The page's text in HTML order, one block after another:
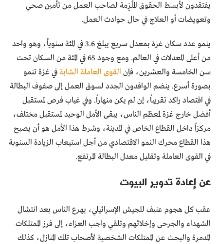
يفتقدون لأبسط الحقوق المُلزِمة لصاحب العمل من تأمين صحي
وتعويضات أو العلاج في حال حوادث العمل.
ينمو عدد سكان غزة بمعدل سريع يبلغ 3.6 في المئة سنوياً، وهو واحد
من أعلى المعدلات في العالم. ومع وجود 65 في المئة من السكان تحت
سن الخامسة والعشرين، فإن القوى العاملة الشابةفي غزة تنمو
بصورة أسرع. ينضم الوافدون الجدد لسوق العمل إلى صفوف البطالة
في اقتصاد راكد تقريباً، إن لم يكن منهاراً. وفي غياب فرص لمستقبل
أفضل خارج غزة لمعظم الناس، يبقى الأمل الوحيد لمستقبل مختلف،
مركزاً داخل القطاع الخاص في المدينة، وشرط هذا الأمل هو أن يصبح
هذا القطاع محرك النمو الاقتصادي من أجل استيعاب الزيادة السنوية
في القوى العاملة وتقليل معدل البطالة المرتفع.
عن إعادة تدوير البيوت
عقب كل هجوم عنيف للجيش الإسرائيلي، يهرع الناس بعد انتشال
الشهداء والجرحى وإخلائهم وتلقي واجب العزاء، إلى فرز الممتلكات
المدمرة والبحث عن الممتلكات الشخصية لأصحاب تلك المنازل، كذلك